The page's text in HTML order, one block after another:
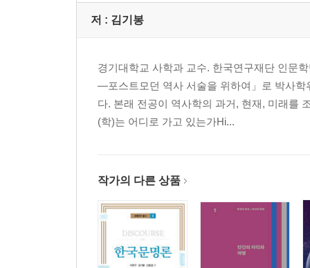
저 : 김기봉
경기대학교 사학과 교수. 한국연구재단 인문
―포스트모던 역사 서술을 위하여」로 박사학
다. 본래 전공이 역사학의 과거, 현재, 미래를
(학)는 어디로 가고 있는가Hi...
작가의 다른 상품